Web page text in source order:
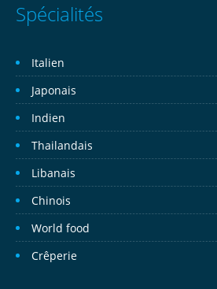
Spécialités
Italien
Japonais
Indien
Thailandais
Libanais
Chinois
World food
Crêperie